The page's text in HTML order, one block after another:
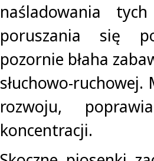
naśladowania
poruszania się
pozornie błaha
słuchowo-
rozwoju,
koncentracji.